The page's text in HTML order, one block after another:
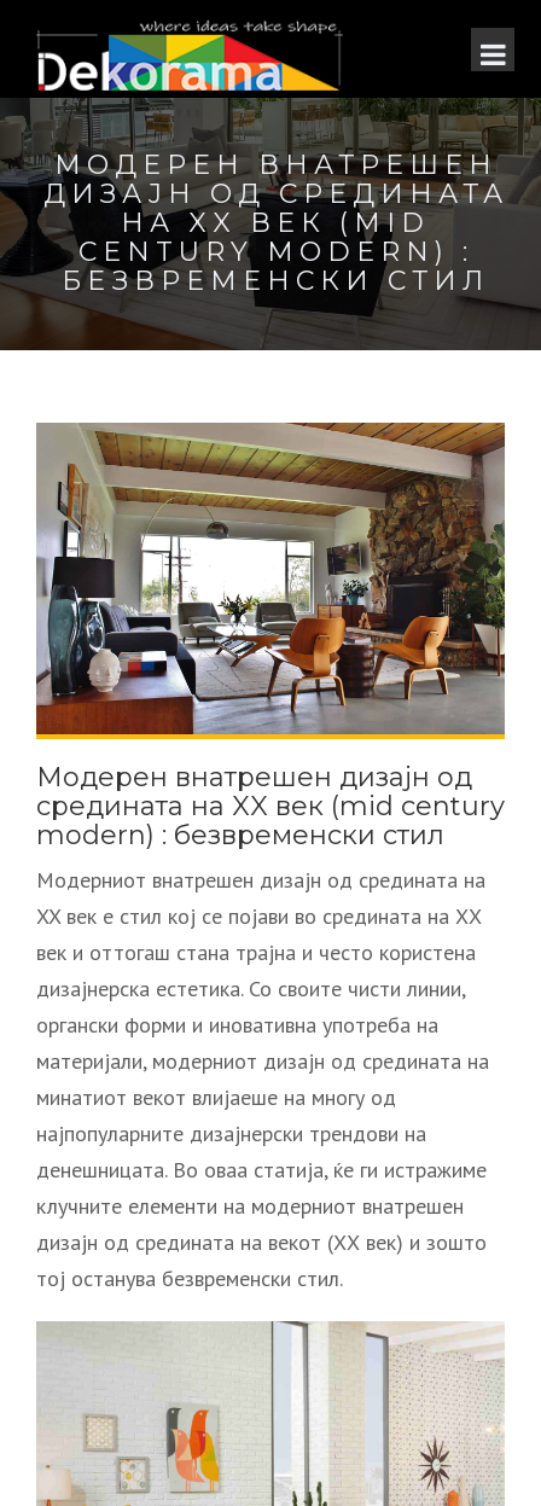
МОДЕРЕН ВНАТРЕШЕН
ДИЗАЈН ОД СРЕДИНАТА
НА XX ВЕК (MID
CENTURY MODERN) :
БЕЗВРЕМЕНСКИ СТИЛ
Модерен внатрешен дизајн од
средината на XX век (mid century
modern) : безвременски стил
Модерниот внатрешен дизајн од средината на
XX век е стил кој се појави во средината на ХХ
век и оттогаш стана трајна и често користена
дизајнерска естетика. Со своите чисти линии,
органски форми и иновативна употреба на
материјали, модерниот дизајн од средината на
минатиот векот влијаеше на многу од
најпопуларните дизајнерски трендови на
денешницата. Во оваа статија, ќе ги истражиме
клучните елементи на модерниот внатрешен
дизајн од средината на векот (ХХ век) и зошто
тој останува безвременски стил.